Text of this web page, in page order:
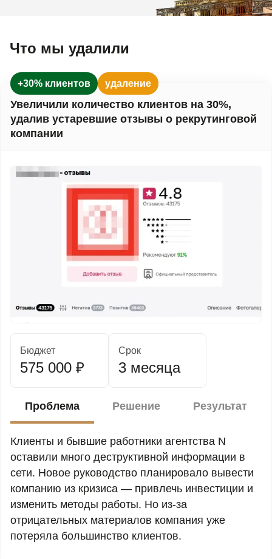
Что мы удалили
+30% клиентов удаление
Увеличили количество клиентов на 30%,
удалив устаревшие отзывы о рекрутинговой
компании
Бюджет
575 000 ₽
Срок
3 месяца
Проблема Решение Результат
Клиенты и бывшие работники агентства N
оставили много деструктивной информации в
сети. Новое руководство планировало вывести
компанию из кризиса — привлечь инвестиции и
изменить методы работы. Но из-за
отрицательных материалов компания уже
потеряла большинство клиентов.